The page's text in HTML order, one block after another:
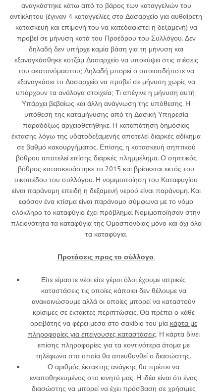
αναγκάστηκε κάτω από το βάρος των καταγγελιών του
αντίκλητου (έγιναν 4 καταγγελίες στο Δασαρχείο για αυθαίρετη
κατασκευή και επιμονή του να κατεδαφιστεί η δεξαμενή) να
προβεί σε μήνυση κατά του Προέδρου του Συλλόγου. Δεν
δηλαδή δεν υπήρχε καμία βάση για τη μήνυση και
εξαναγκάσθηκε κοτζάμ Δασαρχείο να υποκύψει στις πιέσεις
του ακατονόμαστου; Δηλαδή μπορεί ο οποιοσδήποτε να
εξαναγκάσει το Δασαρχείο να προβεί σε μήνυση χωρίς να
υπάρχουν τα ανάλογα στοιχεία; Τι απέγινε η μήνυση αυτή;
Υπάρχει βεβαίως και άλλη ανάγνωση της υπόθεσης. Η
υπόθεση της καταμήνυσης από τη Δασική Υπηρεσία
παραδόξως αρχειοθετήθηκε. Η καταπάτηση δημόσιας
έκτασης λόγω της υδατοδεξαμενής αποτελεί διαρκές αδίκημα
σε βαθμό κακουργήματος. Επίσης, η κατασκευή σηπτικού
βόθρου αποτελεί επίσης διαρκές πλημμέλημα. Ο σηπτικός
βόθρος κατασκευάστηκε το 2015 και βρίσκεται εκτός του
οικοπέδου του συλλόγου. Η νομιμοποίηση του Καταφυγίου
είναι παράνομη επειδή η δεξαμενή νερού είναι παράνομη. Και
εφόσον ένα κτίσμα είναι παράνομο σύμφωνα με το νόμο
ολόκληρο το καταφύγιο έχει πρόβλημα. Νομιμοποίησαν στην
πλειονότητα τα καταφύγια της Ομοσπονδίας μόνο και όχι όλα
τα καταφύγια.
Προτάσεις προς το σύλλογο.
Είτε είμαστε νέοι είτε γέροι όλοι έχουμε ιατρικές
καταστάσεις τις οποίες κάποιοι δεν θέλουμε να
ανακοινώσουμε αλλά οι οποίες μπορεί να καταστούν
κρίσιμες σε έκτακτες περιπτώσεις. Θα πρέπει ο κάθε
ορειβάτης να φέρει μέσα στο σακίδιο του μία κάρτα με
πληροφορίες για επείγουσες καταστάσεις. Η κάρτα δίνει
επίσης πληροφορίες για τα κοντινότερα άτομα με
τηλέφωνα στα οποία θα απευθυνθεί ο διασώστης.
Ο αριθμός έκτακτης ανάγκης θα πρέπει να
εναποθηκευμένος στο κινητό μας. Η ιδέα είναι ότι ένας
διασώστης να μπορεί να έχει πρόσβαση σε χρήσιμες